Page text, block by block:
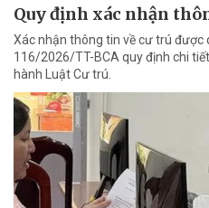
Quy định xác nhận
Xác nhận thông tin về cư trú được
116/2026/TT-BCA quy định chi
hành Luật Cư trú.